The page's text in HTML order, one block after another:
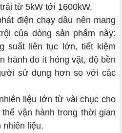
từ 5kW tới 1600kW.
điện chạy dầu nên mang
của dòng sản phẩm này:
suất liên tục lớn, tiết kiệm
hành do ít hỏng vặt, độ bền
sử dụng hơn so với các
liệu lớn từ vài chục cho
vận hành trong thời gian
nhiên liệu.